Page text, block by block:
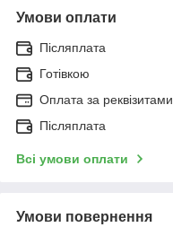
Умови оплати
Післяплата
Готівкою
Оплата за реквізитами
Післяплата
Всі умови оплати
Умови повернення